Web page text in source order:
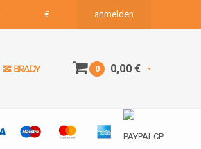
€ anmelden
0 0,00 €